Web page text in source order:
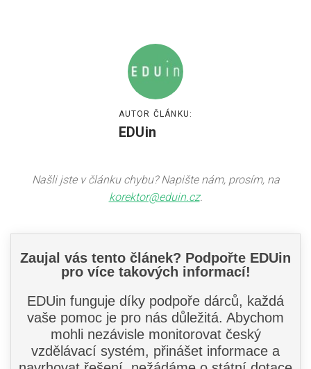
AUTOR ČLÁNKU:
EDUin
Našli jste v článku chybu? Napište nám, prosím, na
korektor@eduin.cz.